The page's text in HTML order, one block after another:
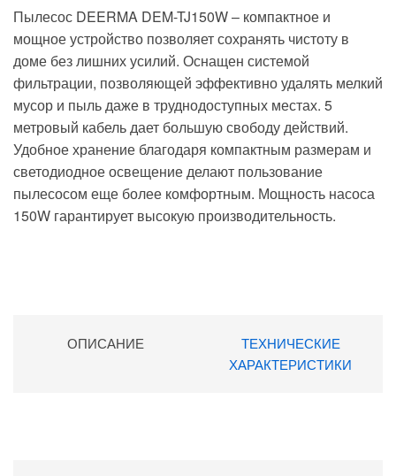
Пылесос DEERMA DEM-TJ150W – компактное и
мощное устройство позволяет сохранять чистоту в
доме без лишних усилий. Оснащен системой
фильтрации, позволяющей эффективно удалять мелкий
мусор и пыль даже в труднодоступных местах. 5
метровый кабель дает большую свободу действий.
Удобное хранение благодаря компактным размерам и
светодиодное освещение делают пользование
пылесосом еще более комфортным. Мощность насоса
150W гарантирует высокую производительность.
ОПИСАНИЕ
ТЕХНИЧЕСКИЕ
ХАРАКТЕРИСТИКИ